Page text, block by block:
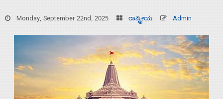
Monday, September 22nd, 2025 ರಾಷ್ಟ್ರೀಯ Admin